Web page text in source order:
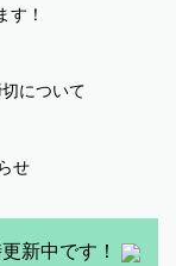
！
について
せ
新中です！